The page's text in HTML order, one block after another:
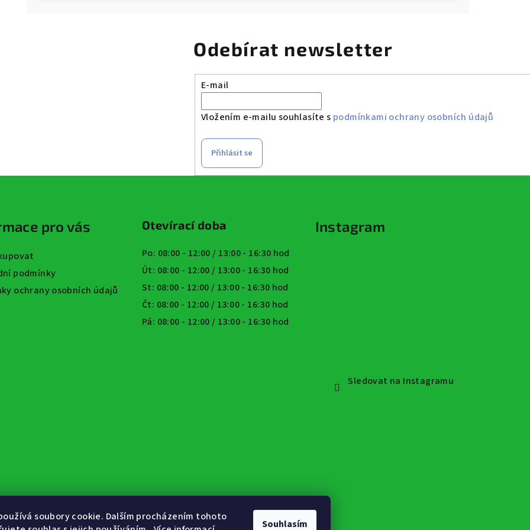
soubory cookie. Dalším procházením tohoto
Souhlasím
Odebírat newsletter
E-mail
Vložením e-mailu souhlasíte s podmínkami ochrany osobních údajů
Přihlásit se
pro vás
podmínky
ochrany osobních údajů
Otevírací doba
Po: 08:00 - 12:00 / 13:00 - 16:30 hod
Út: 08:00 - 12:00 / 13:00 - 16:30 hod
St: 08:00 - 12:00 / 13:00 - 16:30 hod
Čt: 08:00 - 12:00 / 13:00 - 16:30 hod
Pá: 08:00 - 12:00 / 13:00 - 16:30 hod
Instagram
Sledovat na Instagramu